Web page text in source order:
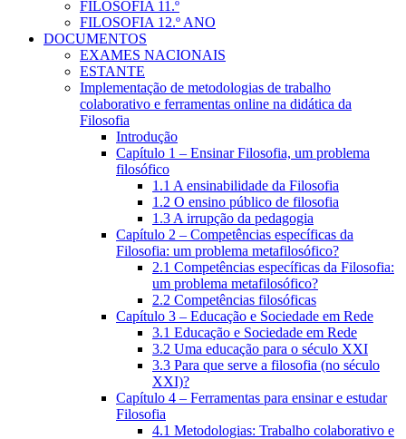
FILOSOFIA 11.º
FILOSOFIA 12.º ANO
DOCUMENTOS
EXAMES NACIONAIS
ESTANTE
Implementação de metodologias de trabalho
colaborativo e ferramentas online na didática da
Filosofia
Introdução
Capítulo 1 – Ensinar Filosofia, um problema
filosófico
1.1 A ensinabilidade da Filosofia
1.2 O ensino público de filosofia
1.3 A irrupção da pedagogia
Capítulo 2 – Competências específicas da
Filosofia: um problema metafilosófico?
2.1 Competências específicas da Filosofia:
um problema metafilosófico?
2.2 Competências filosóficas
Capítulo 3 – Educação e Sociedade em Rede
3.1 Educação e Sociedade em Rede
3.2 Uma educação para o século XXI
3.3 Para que serve a filosofia (no século
XXI)?
Capítulo 4 – Ferramentas para ensinar e estudar
Filosofia
4.1 Metodologias: Trabalho colaborativo e